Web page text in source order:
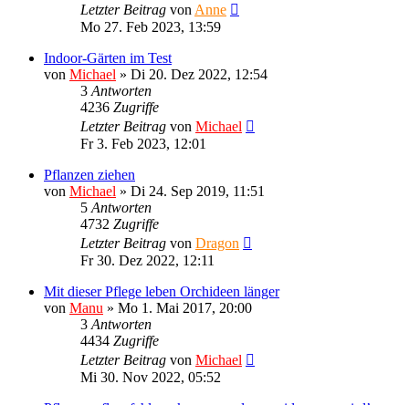
Letzter Beitrag von Anne
Mo 27. Feb 2023, 13:59
Indoor-Gärten im Test
von Michael » Di 20. Dez 2022, 12:54
3 Antworten
4236 Zugriffe
Letzter Beitrag von Michael
Fr 3. Feb 2023, 12:01
Pflanzen ziehen
von Michael » Di 24. Sep 2019, 11:51
5 Antworten
4732 Zugriffe
Letzter Beitrag von Dragon
Fr 30. Dez 2022, 12:11
Mit dieser Pflege leben Orchideen länger
von Manu » Mo 1. Mai 2017, 20:00
3 Antworten
4434 Zugriffe
Letzter Beitrag von Michael
Mi 30. Nov 2022, 05:52